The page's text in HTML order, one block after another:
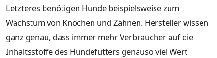
Letzteres benötigen Hunde beispielsweise zum
Wachstum von Knochen und Zähnen. Hersteller wissen
ganz genau, dass immer mehr Verbraucher auf die
Inhaltsstoffe des Hundefutters genauso viel Wert